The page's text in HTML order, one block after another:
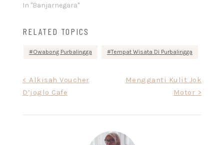
In "Banjarnegara"
RELATED TOPICS
Owabong Purbalingga Tempat Wisata Di Purbalingga
navigation
< Alkisah Voucher
D’joglo Cafe
Mengganti Kulit Jok
Motor >